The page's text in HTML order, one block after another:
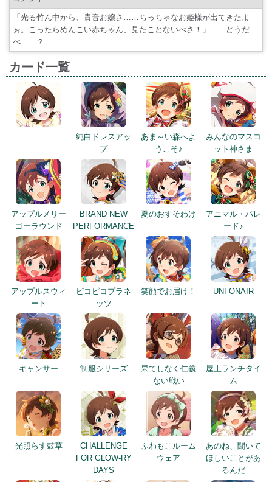
「光る竹ん中から、貴音お嬢さ……ちっちゃなお姫様が出てきたよ
ぉ。こったらめんこい赤ちゃん、見たことないべさ！」……どうだ
べ……？
カード一覧
純白ドレスアッ
プ
あま～い森へよ
うこそ♪
みんなのマスコ
ット神さま
アップルメリー
ゴーラウンド
BRAND NEW
PERFORMANCE
夏のおすそわけ
アニマル・パレ
ード♪
アップルスウィ
ート
ピコピコプラネ
ッツ
笑顔でお届け！ UNI-ONAIR
キャンサー 制服シリーズ
果てしなく仁義
ない戦い
屋上ランチタイ
ム
光照らす鼓草
CHALLENGE
FOR GLOW-RY
DAYS
ふわもこルーム
ウェア
あのね、聞いて
ほしいことがあ
るんだ